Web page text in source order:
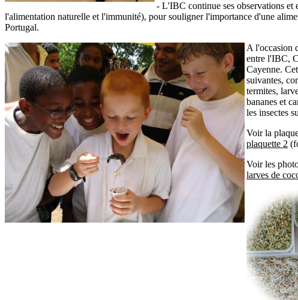
- L'IBC continue ses observations et
l'alimentation naturelle et l'immunité), pour souligner l'importance d'une
Portugal.
A l'occasion
entre l'IBC,
Cayenne.
suivantes,
termites,
bananes et
les insectes
Voir la
plaquette 2
Voir les
larves de